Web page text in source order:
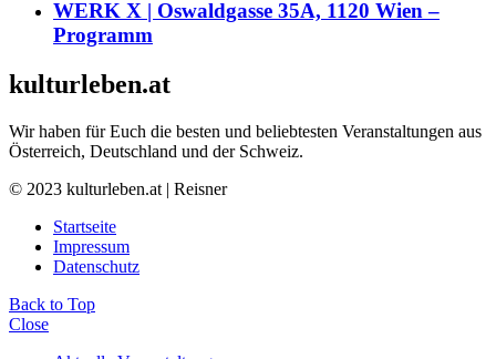
WERK X | Oswaldgasse 35A, 1120 Wien –
Programm
kulturleben.at
Wir haben für Euch die besten und beliebtesten Veranstaltungen aus
Österreich, Deutschland und der Schweiz.
© 2023 kulturleben.at | Reisner
Startseite
Impressum
Datenschutz
Back to Top
Close